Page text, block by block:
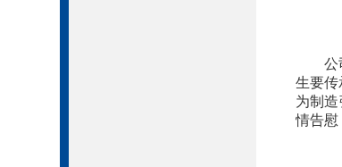
公
生要传
为制
情告慰